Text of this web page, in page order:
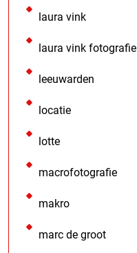
laura vink
laura vink fotografie
leeuwarden
locatie
lotte
macrofotografie
makro
marc de groot